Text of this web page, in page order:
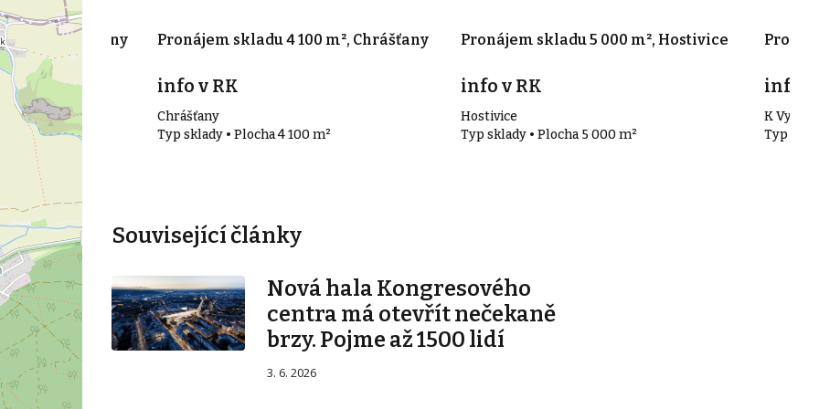
m², Chrášťany
m²
Pronájem skladu 4 100 m², Chrášťany
info v RK
Chrášťany
Typ sklady • Plocha 4 100 m²
Pronájem skladu 5 000 m², Hostivice
info v RK
Hostivice
Typ sklady • Plocha 5 000 m²
info v
K
Typ
Související články
Nová hala Kongresového
centra má otevřít nečekaně
brzy. Pojme až 1500 lidí
3. 6. 2026